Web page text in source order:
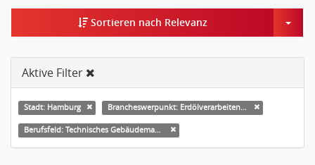
Sortieren nach Relevanz
Aktive Filter
Stadt: Hamburg Brancheswerpunkt: Erdölverarbeitende Industrie
Berufsfeld: Technisches Gebäudemanagement (TGM)